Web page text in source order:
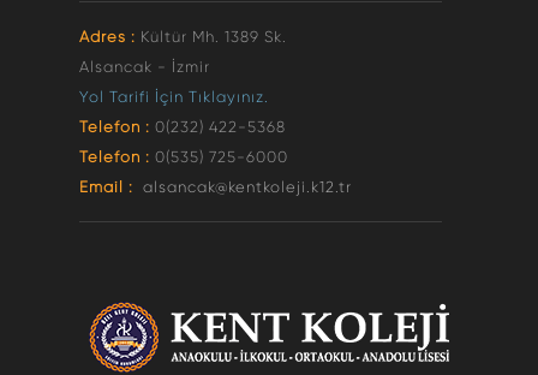
Adres : Kültür Mh. 1389 Sk.
Alsancak - İzmir
Yol Tarifi İçin Tıklayınız.
Telefon : 0(232) 422-5368
Telefon : 0(535) 725-6000
Email : alsancak@kentkoleji.k12.tr